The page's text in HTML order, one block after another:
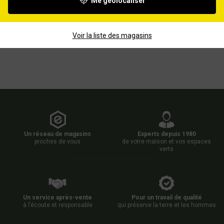
Un réseau de magasins
proches de vous
Experts depuis 1980
de votre maison et vos espaces
verts
Un service après-vente
à l’écoute et responsable
Pour un travail de qualité
qui préserve la terre et les hommes
Voir la liste des magasins